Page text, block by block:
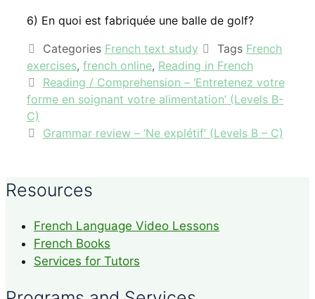
6) En quoi est fabriquée une balle de golf?
Categories French text study Tags French
exercises, french online, Reading in French
Reading / Comprehension – ‘Entretenez votre
forme en soignant votre alimentation’ (Levels B-
C)
Grammar review – ‘Ne explétif’ (Levels B – C)
Resources
French Language Video Lessons
French Books
Services for Tutors